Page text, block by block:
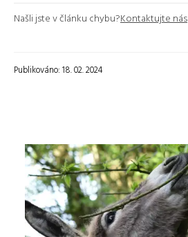
Našli jste v článku chybu?Kontaktujte nás
Publikováno: 18. 02. 2024